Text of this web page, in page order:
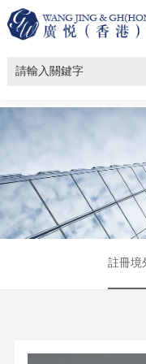
註冊境